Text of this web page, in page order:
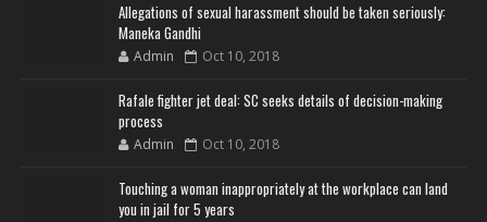
Allegations of sexual harassment should be taken seriously:
Maneka Gandhi
Admin Oct 10, 2018
Rafale fighter jet deal: SC seeks details of decision-making
process
Admin Oct 10, 2018
Touching a woman inappropriately at the workplace can land
you in jail for 5 years